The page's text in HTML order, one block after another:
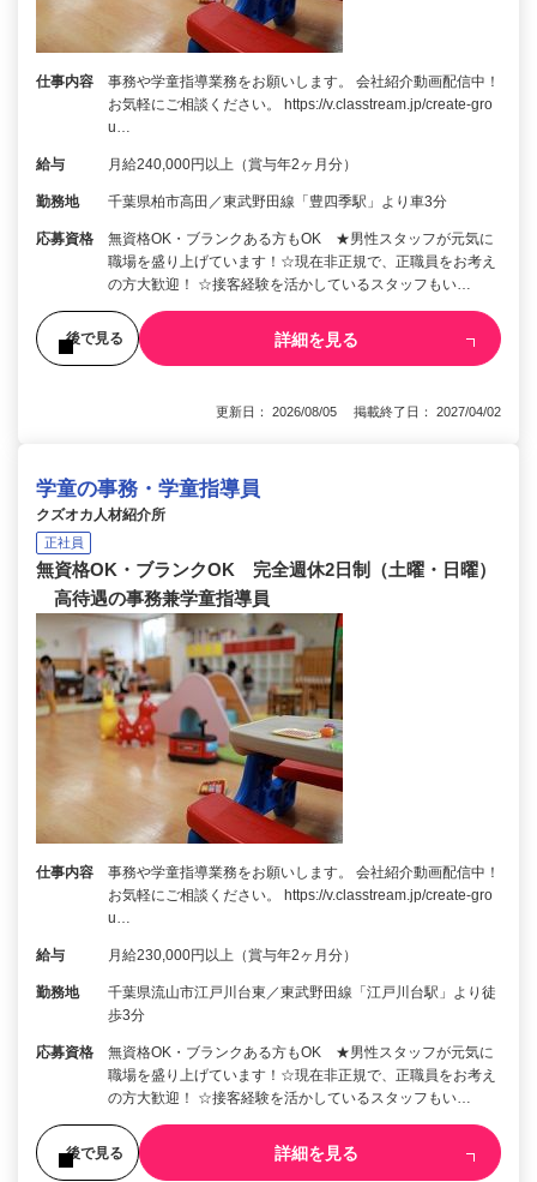
仕事内容
事務や学童指導業務をお願いします。 会社紹介動画配信中！
お気軽にご相談ください。 https://v.classtream.jp/create-gro
u…
給与 月給240,000円以上（賞与年2ヶ月分）
勤務地 千葉県柏市高田／東武野田線「豊四季駅」より車3分
応募資格
無資格OK・ブランクある方もOK ★男性スタッフが元気に
職場を盛り上げています！☆現在非正規で、正職員をお考え
の方大歓迎！ ☆接客経験を活かしているスタッフもい…
後で見る 詳細を見る
更新日： 2026/08/05 掲載終了日： 2027/04/02
学童の事務・学童指導員
クズオカ人材紹介所
正社員
無資格OK・ブランクOK 完全週休2日制（土曜・日曜）
高待遇の事務兼学童指導員
仕事内容
事務や学童指導業務をお願いします。 会社紹介動画配信中！
お気軽にご相談ください。 https://v.classtream.jp/create-gro
u…
給与 月給230,000円以上（賞与年2ヶ月分）
勤務地
千葉県流山市江戸川台東／東武野田線「江戸川台駅」より徒
歩3分
応募資格
無資格OK・ブランクある方もOK ★男性スタッフが元気に
職場を盛り上げています！☆現在非正規で、正職員をお考え
の方大歓迎！ ☆接客経験を活かしているスタッフもい…
後で見る 詳細を見る